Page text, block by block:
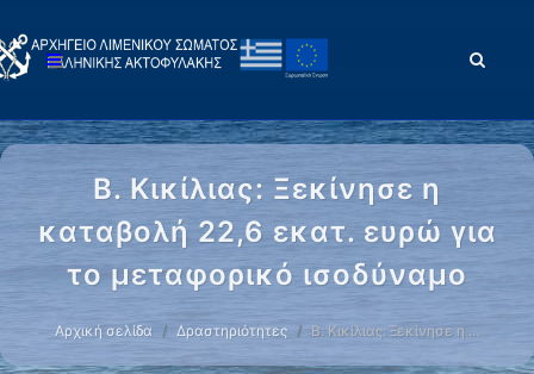
Β. Κικίλιας: Ξεκίνησε η
καταβολή 22,6 εκατ. ευρώ για
το μεταφορικό ισοδύναμο
Αρχική σελίδα Δραστηριότητες Β. Κικίλιας: Ξεκίνησε η …